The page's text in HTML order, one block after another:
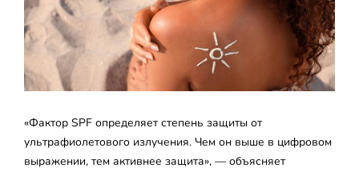
«Фактор SPF определяет степень защиты от
ультрафиолетового излучения. Чем он выше в цифровом
выражении, тем активнее защита», — объясняет